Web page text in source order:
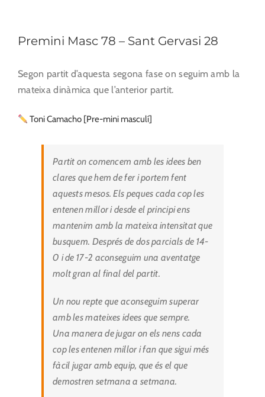
Premini Masc 78 – Sant Gervasi 28
Segon partit d’aquesta segona fase on seguim amb la
mateixa dinàmica que l’anterior partit.
Toni Camacho [Pre-mini masculí]
Partit on comencem amb les idees ben
clares que hem de fer i portem fent
aquests mesos. Els peques cada cop les
entenen millor i desde el principi ens
mantenim amb la mateixa intensitat que
busquem. Després de dos parcials de 14-
0 i de 17-2 aconseguim una aventatge
molt gran al final del partit.
Un nou repte que aconseguim superar
amb les mateixes idees que sempre.
Una manera de jugar on els nens cada
cop les entenen millor i fan que sigui més
fàcil jugar amb equip, que és el que
demostren setmana a setmana.